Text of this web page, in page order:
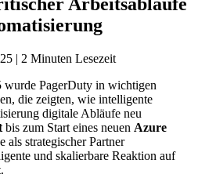
Arbeitsabläufe
| 2 Minuten Lesezeit
PagerDuty in wichtigen
die zeigten, wie intelligente
digitale Abläufe neu
bis zum Start eines neuen Azure
als strategischer Partner
und skalierbare Reaktion auf